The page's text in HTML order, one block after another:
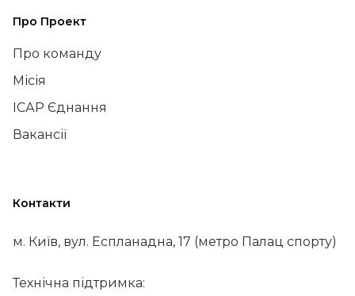
Про Проект
Про команду
Місія
ІСАР Єднання
Вакансії
Контакти
м. Київ, вул. Еспланадна, 17 (метро Палац спорту)
Технічна підтримка: